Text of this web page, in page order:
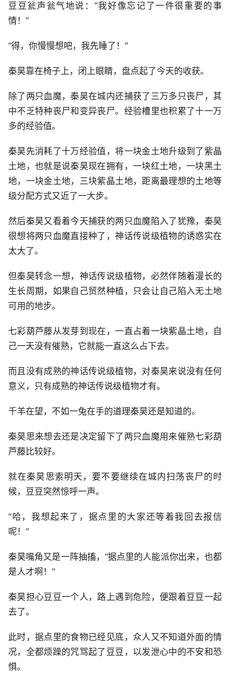
豆豆瓮声瓮气地说：“我好像忘记了一件很重要的事
情！”
“得，你慢慢想吧，我先睡了！”
秦昊靠在椅子上，闭上眼睛，盘点起了今天的收获。
除了两只血魔，秦昊在城内还捕获了三万多只丧尸，其
中不乏特种丧尸和变异丧尸。经验槽里也积累了十一万
多的经验值。
秦昊先消耗了十万经验值，将一块金土地升级到了紫晶
土地，也就是说秦昊现在拥有，一块红土地，一块黑土
地，一块金土地，三块紫晶土地，距离最理想的土地等
级分配方式又近了一大步。
然后秦昊又看着今天捕获的两只血魔陷入了犹豫，秦昊
很想将两只血魔直接种了，神话传说级植物的诱惑实在
太大了。
但秦昊转念一想，神话传说级植物，必然伴随着漫长的
生长周期，如果自己贸然种植，只会让自己陷入无土地
可用的地步。
七彩葫芦藤从发芽到现在，一直占着一块紫晶土地，自
己一天没有催熟，它就能一直这么占下去。
而且没有成熟的神话传说级植物，对秦昊来说没有任何
意义，只有成熟的神话传说级植物才有。
千羊在望，不如一兔在手的道理秦昊还是知道的。
秦昊思来想去还是决定留下了两只血魔用来催熟七彩葫
芦藤比较好。
就在秦昊思索明天，要不要继续在城内扫荡丧尸的时
候，豆豆突然惊呼一声。
“哈，我想起来了，据点里的大家还等着我回去报信
呢！”
秦昊嘴角又是一阵抽搐，“据点里的人能派你出来，也都
是人才啊！”
秦昊担心豆豆一个人，路上遇到危险，便跟着豆豆一起
去了。
此时，据点里的食物已经见底，众人又不知道外面的情
况，全都烦躁的咒骂起了豆豆，以发泄心中的不安和恐
惧。